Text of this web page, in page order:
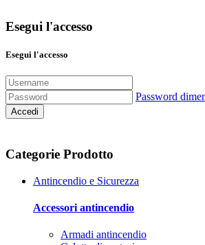
Esegui l'accesso
Esegui l'accesso
Password
Accedi
Categorie Prodotto
Antincendio e Sicurezza
Accessori antincendio
Armadi antincendio